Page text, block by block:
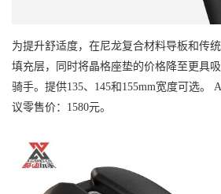
为提升舒适度，在尼龙复合材料导板和传
填充层，同时将晶格座垫的价格降至更具
骑手。提供135、145和155mm宽度可选。
议零售价：1580元。